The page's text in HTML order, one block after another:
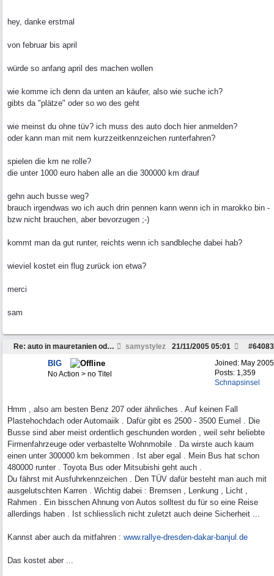
hey, danke erstmal
von februar bis april
würde so anfang april des machen wollen
wie komme ich denn da unten an käufer, also wie suche ich?
gibts da "plätze" oder so wo des geht
wie meinst du ohne tüv? ich muss des auto doch hier anmelden?
oder kann man mit nem kurzzeitkennzeichen runterfahren?
spielen die km ne rolle?
die unter 1000 euro haben alle an die 300000 km drauf
gehn auch busse weg?
brauch irgendwas wo ich auch drin pennen kann wenn ich in marokko bin -
bzw nicht brauchen, aber bevorzugen ;-)
kommt man da gut runter, reichts wenn ich sandbleche dabei hab?
wieviel kostet ein flug zurück ion etwa?
merci
sam
Re: auto in mauretanien oder senegal verkaufen samystylez #64083
21/11/2005 05:01
Joined: May 2005
Posts: 1,359
Schnapsinsel
BIG
No Action > no Titel
Hmm , also am besten Benz 207 oder ähnliches . Auf keinen Fall
Plastehochdach oder Automaiik . Dafür gibt es 2500 - 3500 Eumel . Die
Busse sind aber meist ordentlich geschunden worden , weil sehr beliebte
Firmenfahrzeuge oder verbastelte Wohnmobile . Da wirste auch kaum
einen unter 300000 km bekommen . Ist aber egal . Mein Bus hat schon
480000 runter . Toyota Bus oder Mitsubishi geht auch .
Du fährst mit Ausfuhrkennzeichen . Den TÜV dafür besteht man auch mit
ausgelutschten Karren . Wichtig dabei : Bremsen , Lenkung , Licht ,
Rahmen . Ein bisschen Ahnung von Autos solltest du für so eine Reise
allerdings haben . Ist schliesslich nicht zuletzt auch deine Sicherheit ...
Kannst aber auch da mitfahren : www.rallye-dresden-dakar-banjul.de
Das kostet aber ...